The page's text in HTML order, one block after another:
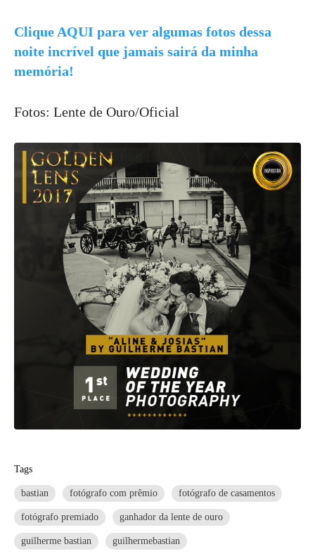
Clique AQUI para ver algumas fotos dessa
noite incrível que jamais sairá da minha
memória!
Fotos: Lente de Ouro/Oficial
Tags
bastian fotógrafo com prêmio fotógrafo de casamentos
fotógrafo premiado ganhador da lente de ouro
guilherme bastian guilhermebastian